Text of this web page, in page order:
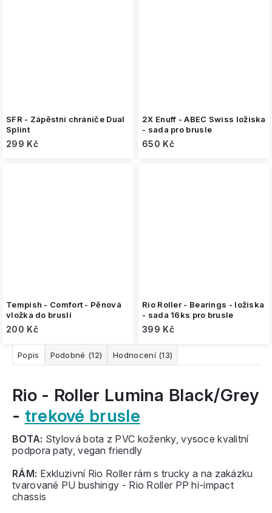
SFR - Zápěstní chrániče Dual
Splint
299 Kč
2X Enuff - ABEC Swiss ložiska
- sada pro brusle
650 Kč
Tempish - Comfort - Pěnová
vložka do bruslí
200 Kč
Rio Roller - Bearings - ložiska
- sada 16ks pro brusle
399 Kč
Popis Podobné (12) Hodnocení (13)
Rio - Roller Lumina Black/Grey
- trekové brusle
BOTA: Stylová bota z PVC koženky, vysoce kvalitní
podpora paty, vegan friendly
RÁM: Exkluzivní Rio Roller rám s trucky a na zakázku
tvarované PU bushingy - Rio Roller PP hi-impact
chassis